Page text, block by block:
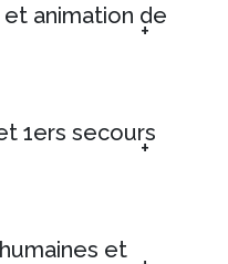
animation de
1ers secours
et